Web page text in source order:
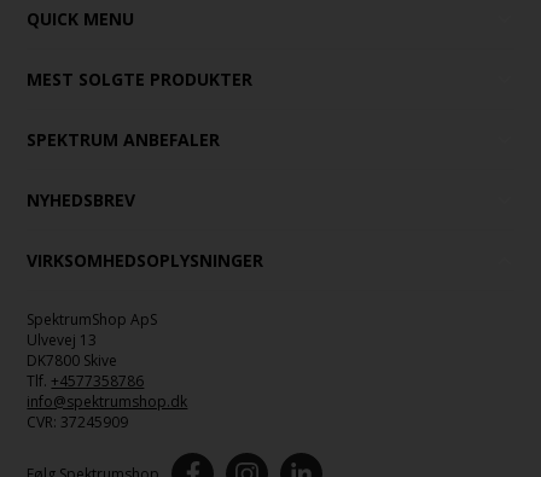
QUICK MENU
MEST SOLGTE PRODUKTER
SPEKTRUM ANBEFALER
NYHEDSBREV
VIRKSOMHEDSOPLYSNINGER
SpektrumShop ApS
Ulvevej 13
DK7800 Skive
Tlf. +4577358786
info@spektrumshop.dk
CVR: 37245909